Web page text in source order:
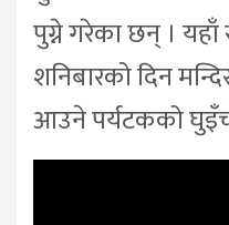
पुग्ने गरेका छन् । यहाँ
शनिबारको दिन
आउने पर्यटकको